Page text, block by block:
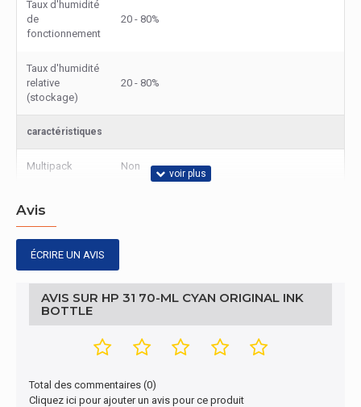
Taux d'humidité
de
fonctionnement
20 - 80%
Taux d'humidité
relative
(stockage)
20 - 80%
caractéristiques
Multipack Non
cartouches
Type de
cartouche
Rendement standard
Volume d'encre
de couleur
70 ml
Avis
ÉCRIRE UN AVIS
AVIS SUR HP 31 70-ML CYAN ORIGINAL INK
BOTTLE
Total des commentaires (0)
Cliquez ici pour ajouter un avis pour ce produit